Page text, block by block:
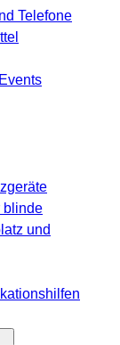
Telefone
blinde
und